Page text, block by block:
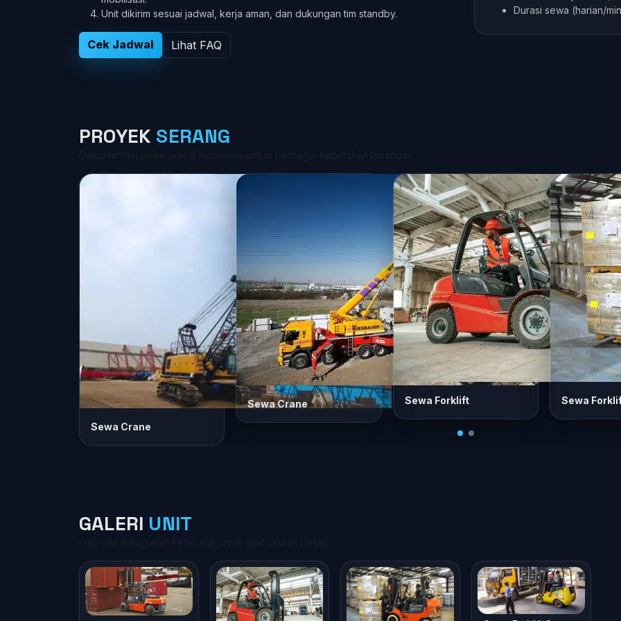
Unit dikirim sesuai jadwal, kerja aman, dan dukungan tim standby.
Cek Jadwal Lihat FAQ
Durasi sewa (harian/
PROYEK SERANG
Sewa Crane
Sewa Crane Sewa Forklift Sewa
GALERI UNIT